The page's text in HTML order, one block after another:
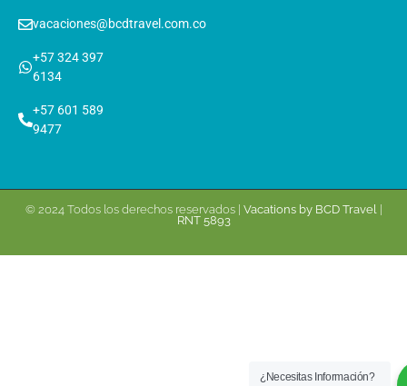
vacaciones@bcdtravel.com.co
+57 324 397
6134
+57 601 589
9477
© 2024 Todos los derechos reservados | Vacations by BCD Travel |
RNT 5893
¿Necesitas Información?